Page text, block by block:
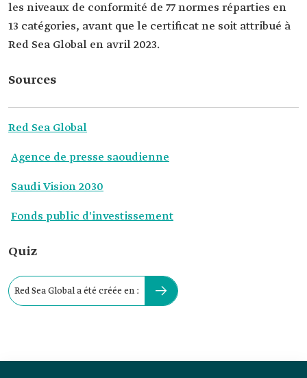
les niveaux de conformité de 77 normes réparties en
13 catégories, avant que le certificat ne soit attribué à
Red Sea Global en avril 2023.
Sources
Red Sea Global
Agence de presse saoudienne
Saudi Vision 2030
Fonds public d'investissement
Quiz
Red Sea Global a été créée en :